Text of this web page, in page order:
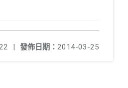
發佈日期： 2014-03-25
|